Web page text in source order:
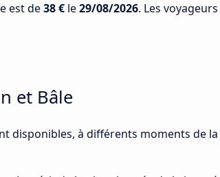
est de38 € le29/08/2026. Les
et Bâle
disponibles, à différents moments de